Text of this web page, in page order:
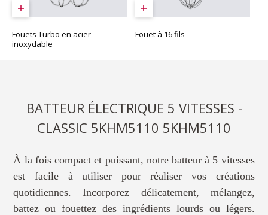
Fouets Turbo en acier
inoxydable
Fouet à 16 fils
BATTEUR ÉLECTRIQUE 5 VITESSES -
CLASSIC 5KHM5110 5KHM5110
À la fois compact et puissant, notre batteur à 5 vitesses
est facile à utiliser pour réaliser vos créations
quotidiennes. Incorporez délicatement, mélangez,
battez ou fouettez des ingrédients lourds ou légers.